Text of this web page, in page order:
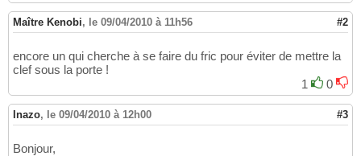
Maître Kenobi, le 09/04/2010 à 11h56 #2
encore un qui cherche à se faire du fric pour éviter de mettre la
clef sous la porte !
1
0
Inazo, le 09/04/2010 à 12h00 #3
Bonjour,